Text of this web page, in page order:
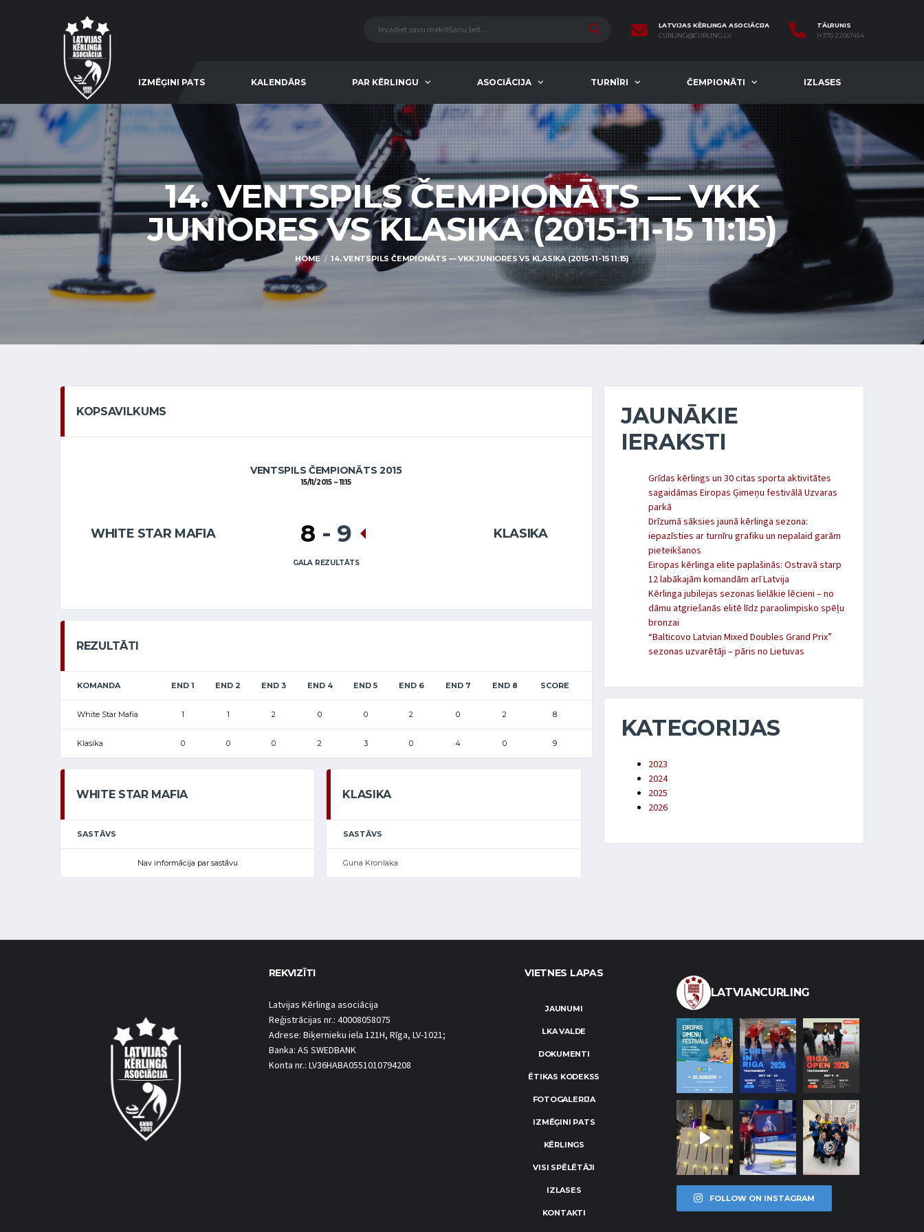
LATVIJAS KĒRLINGA ASOCIĀCIJA
CURLING@CURLING.LV
TĀLRUNIS
(+371) 22067454
IZMĒĢINI PATS KALENDĀRS PAR KĒRLINGU ASOCIĀCIJA TURNĪRI ČEMPIONĀTI IZLASES
14. VENTSPILS ČEMPIONĀTS — VKK
JUNIORES VS KLASIKA (2015-11-15 11:15)
HOME 14. VENTSPILS ČEMPIONĀTS — VKK JUNIORES VS KLASIKA (2015-11-15 11:15)
KOPSAVILKUMS
VENTSPILS ČEMPIONĀTS 2015
15/11/2015 11:15
WHITE STAR MAFIA KLASIKA
8 - 9
GALA REZULTĀTS
REZULTĀTI
KOMANDA END 1 END 2 END 3 END 4 END 5 END 6 END 7 END 8 SCORE
White Star Mafia 1 1 2 0 0 2 0 2 8
Klasika 0 0 0 2 3 0 4 0 9
WHITE STAR MAFIA
SASTĀVS
Nav informācija par sastāvu
KLASIKA
SASTĀVS
Guna Kronlaka
JAUNĀKIE
IERAKSTI
Grīdas kērlings un 30 citas sporta aktivitātes
sagaidāmas Eiropas Ģimeņu festivālā Uzvaras
parkā
Drīzumā sāksies jaunā kērlinga sezona:
iepazīsties ar turnīru grafiku un nepalaid garām
pieteikšanos
Eiropas kērlinga elite paplašinās: Ostravā starp
12 labākajām komandām arī Latvija
Kērlinga jubilejas sezonas lielākie lēcieni – no
dāmu atgriešanās elitē līdz paraolimpisko spēļu
bronzai
“Balticovo Latvian Mixed Doubles Grand Prix”
sezonas uzvarētāji – pāris no Lietuvas
KATEGORIJAS
2023
2024
2025
2026
REKVIZĪTI
Latvijas Kērlinga asociācija
Reģistrācijas nr.: 40008058075
Adrese: Biķernieku iela 121H, Rīga, LV-1021;
Banka: AS SWEDBANK
Konta nr.: LV36HABA0551010794208
VIETNES LAPAS
JAUNUMI
LKA VALDE
DOKUMENTI
ĒTIKAS KODEKSS
FOTOGALERIJA
IZMĒĢINI PATS
KĒRLINGS
VISI SPĒLĒTĀJI
IZLASES
KONTAKTI
LATVIANCURLING
FOLLOW ON INSTAGRAM